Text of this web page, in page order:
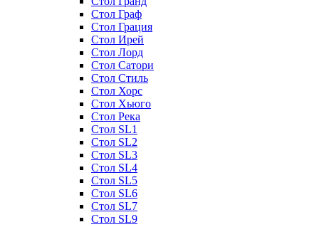
Стол Граф
Стол Грация
Стол Ирей
Стол Лорд
Стол Сатори
Стол Стиль
Стол Хорс
Стол Хьюго
Стол Река
Стол SL1
Стол SL2
Стол SL3
Стол SL4
Стол SL5
Стол SL6
Стол SL7
Стол SL9